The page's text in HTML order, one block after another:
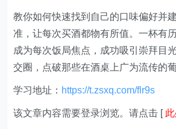
教你如何快速找到自己的口味偏好并
准，让每次买酒都物有所值。一杯有
成为每次饭局焦点，成功吸引崇拜目
交圈，点破那些在酒桌上广为流传的葡
学习地址： https://t.zsxq.com/flr9s
该文章内容需要登录浏览。请点击 [